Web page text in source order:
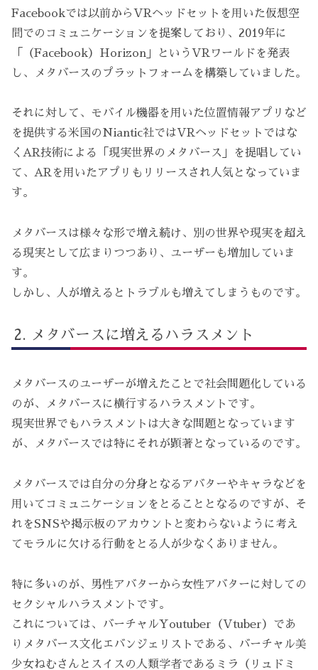
Facebookでは以前からVRヘッドセットを用いた仮想空
間でのコミュニケーションを提案しており、2019年に
「（Facebook）Horizon」というVRワールドを発表
し、メタバースのプラットフォームを構築していました。
それに対して、モバイル機器を用いた位置情報アプリなど
を提供する米国のNiantic社ではVRヘッドセットではな
くAR技術による「現実世界のメタバース」を提唱してい
て、ARを用いたアプリもリリースされ人気となっていま
す。
メタバースは様々な形で増え続け、別の世界や現実を超え
る現実として広まりつつあり、ユーザーも増加していま
す。
しかし、人が増えるとトラブルも増えてしまうものです。
メタバースに増えるハラスメント
メタバースのユーザーが増えたことで社会問題化している
のが、メタバースに横行するハラスメントです。
現実世界でもハラスメントは大きな問題となっています
が、メタバースでは特にそれが顕著となっているのです。
メタバースでは自分の分身となるアバターやキャラなどを
用いてコミュニケーションをとることとなるのですが、そ
れをSNSや掲示板のアカウントと変わらないように考え
てモラルに欠ける行動をとる人が少なくありません。
特に多いのが、男性アバターから女性アバターに対しての
セクシャルハラスメントです。
これについては、バーチャルYoutuber（Vtuber）であ
りメタバース文化エバンジェリストである、バーチャル美
少女ねむさんとスイスの人類学者であるミラ（リュドミ